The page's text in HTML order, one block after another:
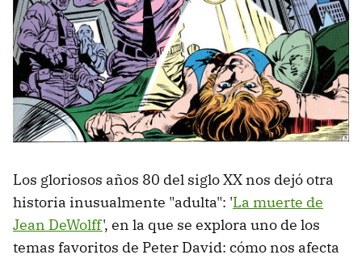
Los gloriosos años 80 del siglo XX nos dejó otra
historia inusualmente "adulta": 'La muerte de
Jean DeWolff', en la que se explora uno de los
temas favoritos de Peter David: cómo nos afecta